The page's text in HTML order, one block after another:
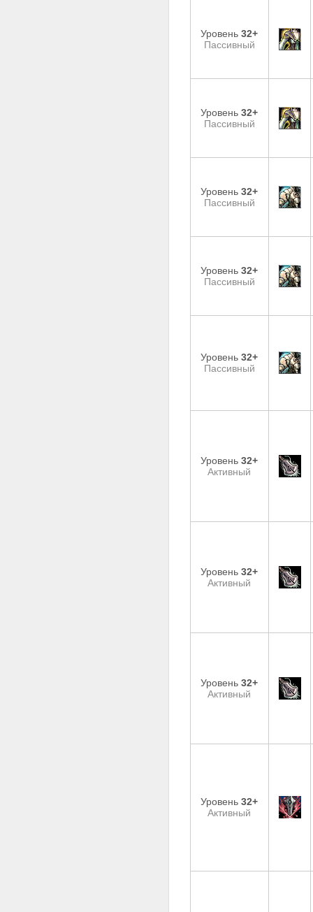
Уровень32+
Пассивный
Уровень32+
Пассивный
Уровень32+
Пассивный
Уровень32+
Пассивный
Уровень32+
Пассивный
Уровень32+
Активный
Уровень32+
Активный
Уровень32+
Активный
Уровень32+
Активный